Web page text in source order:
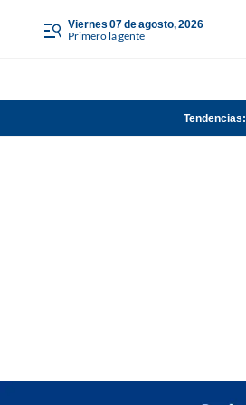
viernes 07 de agosto, 2026
Primero la gente
Tendencias: